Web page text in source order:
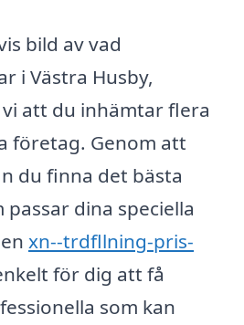
bild av vad
i Västra Husby,
att du inhämtar flera
företag. Genom att
du finna det bästa
dina speciella
xn--trdfllning-pris-
för dig att få
som kan